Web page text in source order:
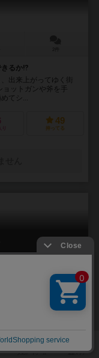
きるか⁉︎
出来上がってゆく街
ョットガンや斧を手
てシ...
49
持ってる
ミスや罪を押し付けら